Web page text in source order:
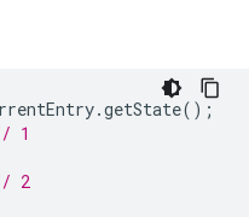
.getState();
1
2